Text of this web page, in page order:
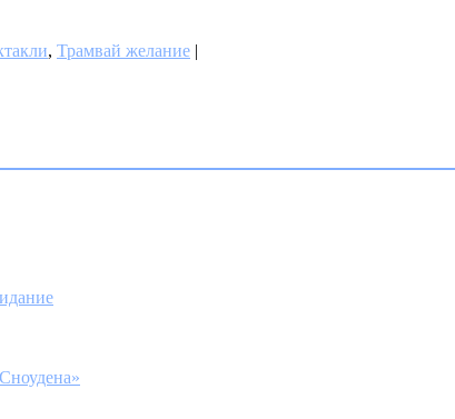
, Трамвай желание |